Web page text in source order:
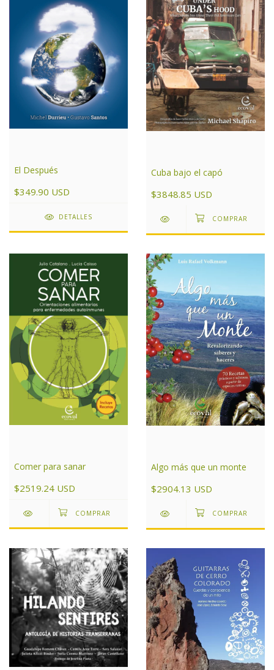
El Después
$349.90 USD
DETALLES
Cuba bajo el capó
$3848.85 USD
Comer para sanar
$2519.24 USD
Algo más que un monte
$2904.13 USD